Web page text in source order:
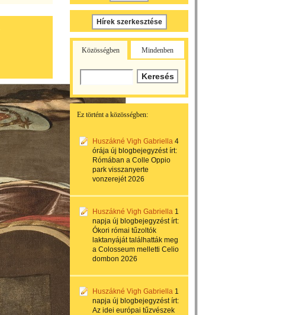
Hírek szerkesztése
Közösségben Mindenben
Ez történt a közösségben:
Huszákné Vigh Gabriella 4
órája új blogbejegyzést írt:
Rómában a Colle Oppio
park visszanyerte
vonzerejét 2026
Huszákné Vigh Gabriella 1
napja új blogbejegyzést írt:
Ókori római tűzoltók
laktanyáját találhatták meg
a Colosseum melletti Celio
dombon 2026
Huszákné Vigh Gabriella 1
napja új blogbejegyzést írt:
Az idei európai tűzvészek